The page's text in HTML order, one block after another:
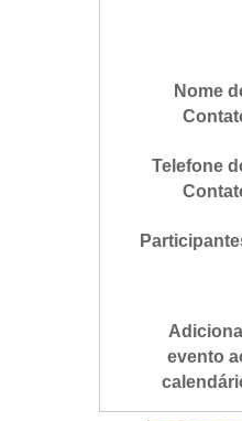
Nome
Telefone
evento